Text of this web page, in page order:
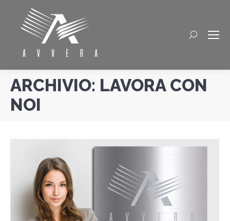
Cerca
ARCHIVIO: LAVORA CON
NOI